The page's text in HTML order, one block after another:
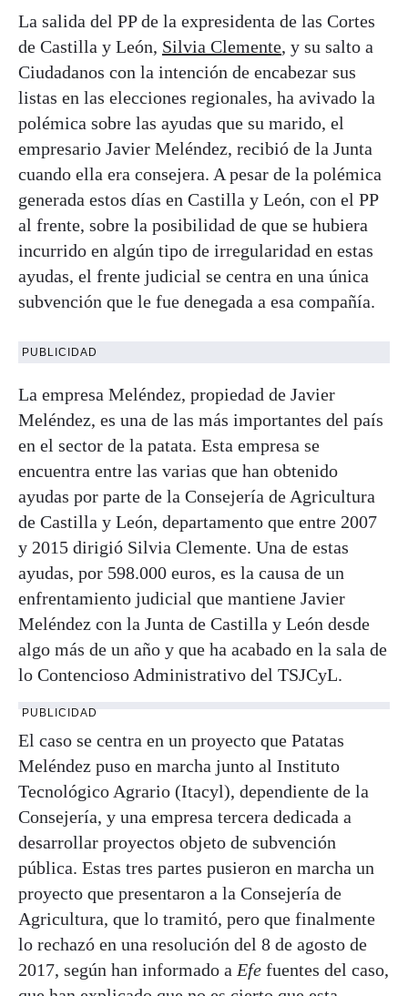
La salida del PP de la expresidenta de las Cortes
de Castilla y León, Silvia Clemente, y su salto a
Ciudadanos con la intención de encabezar sus
listas en las elecciones regionales, ha avivado la
polémica sobre las ayudas que su marido, el
empresario Javier Meléndez, recibió de la Junta
cuando ella era consejera. A pesar de la polémica
generada estos días en Castilla y León, con el PP
al frente, sobre la posibilidad de que se hubiera
incurrido en algún tipo de irregularidad en estas
ayudas, el frente judicial se centra en una única
subvención que le fue denegada a esa compañía.
PUBLICIDAD
La empresa Meléndez, propiedad de Javier
Meléndez, es una de las más importantes del país
en el sector de la patata. Esta empresa se
encuentra entre las varias que han obtenido
ayudas por parte de la Consejería de Agricultura
de Castilla y León, departamento que entre 2007
y 2015 dirigió Silvia Clemente. Una de estas
ayudas, por 598.000 euros, es la causa de un
enfrentamiento judicial que mantiene Javier
Meléndez con la Junta de Castilla y León desde
algo más de un año y que ha acabado en la sala de
lo Contencioso Administrativo del TSJCyL.
PUBLICIDAD
El caso se centra en un proyecto que Patatas
Meléndez puso en marcha junto al Instituto
Tecnológico Agrario (Itacyl), dependiente de la
Consejería, y una empresa tercera dedicada a
desarrollar proyectos objeto de subvención
pública. Estas tres partes pusieron en marcha un
proyecto que presentaron a la Consejería de
Agricultura, que lo tramitó, pero que finalmente
lo rechazó en una resolución del 8 de agosto de
2017, según han informado a Efe fuentes del caso,